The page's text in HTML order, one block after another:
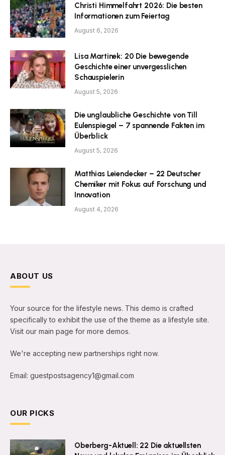
Christi Himmelfahrt 2026: Die besten
Informationen zum Feiertag
August 6, 2026
Lisa Martinek: 20 Die bewegende
Geschichte einer unvergesslichen
Schauspielerin
August 5, 2026
Die unglaubliche Geschichte von Till
Eulenspiegel – 7 spannende Fakten im
Überblick
August 5, 2026
Matthias Leiendecker – 22 Deutscher
Chemiker mit Fokus auf Forschung und
Innovation
August 4, 2026
ABOUT US
Your source for the lifestyle news. This demo is crafted
specifically to exhibit the use of the theme as a lifestyle site.
Visit our main page for more demos.
We're accepting new partnerships right now.
Email: guestpostsagency1@gmail.com
OUR PICKS
Oberberg-Aktuell: 22 Die aktuellsten